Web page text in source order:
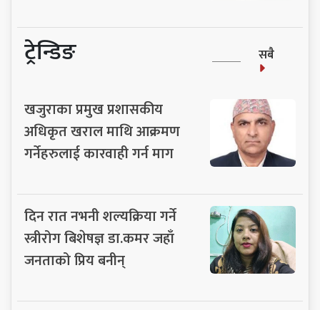
ट्रेन्डिङ सबै
खजुराका प्रमुख प्रशासकीय
अधिकृत खराल माथि आक्रमण
गर्नेहरुलाई कारवाही गर्न माग
दिन रात नभनी शल्यक्रिया गर्ने
स्त्रीरोग बिशेषज्ञ डा.कमर जहाँ
जनताको प्रिय बनीन्